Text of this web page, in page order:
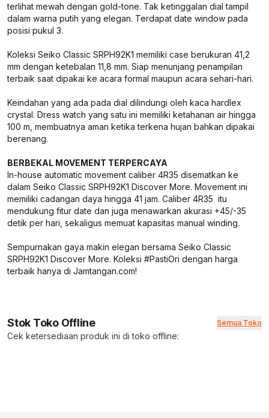
terlihat mewah dengan gold-tone. Tak ketinggalan dial tampil
dalam warna putih yang elegan. Terdapat date window pada
posisi pukul 3.
Koleksi Seiko Classic SRPH92K1 memiliki case berukuran 41,2
mm dengan ketebalan 11,8 mm. Siap menunjang penampilan
terbaik saat dipakai ke acara formal maupun acara sehari-hari.
Keindahan yang ada pada dial dilindungi oleh kaca hardlex
crystal. Dress watch yang satu ini memiliki ketahanan air hingga
100 m, membuatnya aman ketika terkena hujan bahkan dipakai
berenang.
BERBEKAL MOVEMENT TERPERCAYA
In-house automatic movement caliber 4R35 disematkan ke
dalam Seiko Classic SRPH92K1 Discover More. Movement ini
memiliki cadangan daya hingga 41 jam. Caliber 4R35 itu
mendukung fitur date dan juga menawarkan akurasi +45/-35
detik per hari, sekaligus memuat kapasitas manual winding.
Sempurnakan gaya makin elegan bersama Seiko Classic
SRPH92K1 Discover More. Koleksi #PastiOri dengan harga
terbaik hanya di Jamtangan.com!
Stok Toko Offline Semua Toko
Cek ketersediaan produk ini di toko offline: